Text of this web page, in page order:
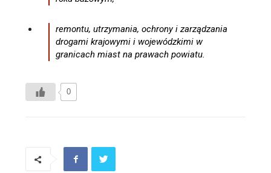
remontu, utrzymania, ochrony i zarządzania
drogami krajowymi i wojewódzkimi w
granicach miast na prawach powiatu.
0